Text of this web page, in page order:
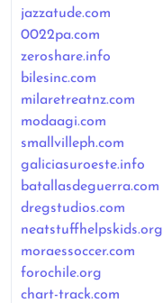
jazzatude.com
0022pa.com
zeroshare.info
bilesinc.com
milaretreatnz.com
modaagi.com
smallvilleph.com
galiciasuroeste.info
batallasdeguerra.com
dregstudios.com
neatstuffhelpskids.org
moraessoccer.com
forochile.org
chart-track.com